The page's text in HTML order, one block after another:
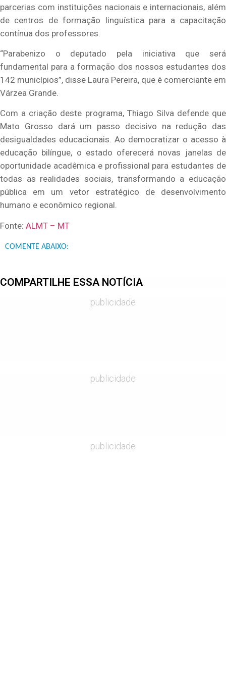
parcerias com instituições nacionais e internacionais, além
de centros de formação linguística para a capacitação
contínua dos professores.
“Parabenizo o deputado pela iniciativa que será
fundamental para a formação dos nossos estudantes dos
142 municípios”, disse Laura Pereira, que é comerciante em
Várzea Grande.
Com a criação deste programa, Thiago Silva defende que
Mato Grosso dará um passo decisivo na redução das
desigualdades educacionais. Ao democratizar o acesso à
educação bilíngue, o estado oferecerá novas janelas de
oportunidade acadêmica e profissional para estudantes de
todas as realidades sociais, transformando a educação
pública em um vetor estratégico de desenvolvimento
humano e econômico regional.
Fonte: ALMT – MT
COMENTE ABAIXO:
COMPARTILHE ESSA NOTÍCIA
publicidade
publicidade
publicidade